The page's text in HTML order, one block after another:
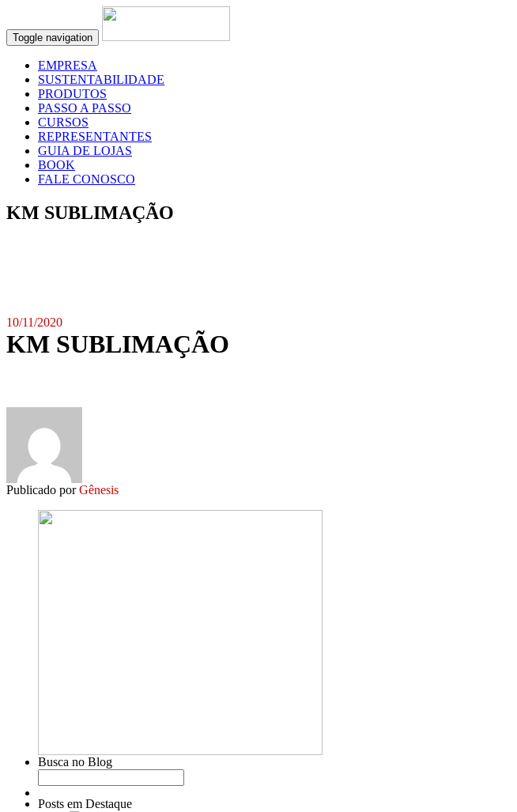
Toggle navigation
EMPRESA
SUSTENTABILIDADE
PRODUTOS
PASSO A PASSO
CURSOS
REPRESENTANTES
GUIA DE LOJAS
BOOK
FALE CONOSCO
KM SUBLIMAÇÃO
10/11/2020
KM SUBLIMAÇÃO
Publicado porGênesis
Busca no Blog
Posts em Destaque